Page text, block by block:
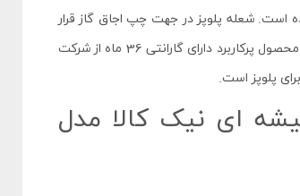
است. شعله پلوپز در جهت چپ اجاق گاز قرار
دارد و توان آن 4 کیلووات است. شبکه‌ این گاز از چدن لعاب کاری شده تهیه شده و این محصول پرکاربرد دارای گارانتی 36 ماه از شرکت
پلوپز است.
صفحه ای 5 شعله شیشه ای نیک کالا مدل